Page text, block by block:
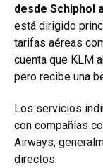
desde Schiphol
está dirigido
tarifas aéreas
cuenta que KLM
pero recibe una
Los servicios
con compañías
Airways;
directos.